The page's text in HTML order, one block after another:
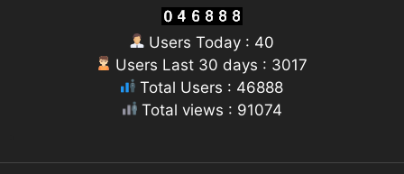
Users Today : 40
Users Last 30 days : 3017
Total Users : 46888
Total views : 91074